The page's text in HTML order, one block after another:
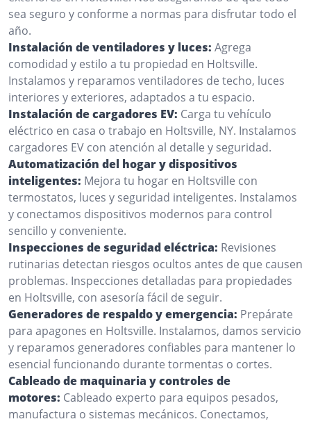
sea seguro y conforme a normas para disfrutar todo el
año.
Instalación de ventiladores y luces: Agrega
comodidad y estilo a tu propiedad en Holtsville.
Instalamos y reparamos ventiladores de techo, luces
interiores y exteriores, adaptados a tu espacio.
Instalación de cargadores EV: Carga tu vehículo
eléctrico en casa o trabajo en Holtsville, NY. Instalamos
cargadores EV con atención al detalle y seguridad.
Automatización del hogar y dispositivos
inteligentes: Mejora tu hogar en Holtsville con
termostatos, luces y seguridad inteligentes. Instalamos
y conectamos dispositivos modernos para control
sencillo y conveniente.
Inspecciones de seguridad eléctrica: Revisiones
rutinarias detectan riesgos ocultos antes de que causen
problemas. Inspecciones detalladas para propiedades
en Holtsville, con asesoría fácil de seguir.
Generadores de respaldo y emergencia: Prepárate
para apagones en Holtsville. Instalamos, damos servicio
y reparamos generadores confiables para mantener lo
esencial funcionando durante tormentas o cortes.
Cableado de maquinaria y controles de
motores: Cableado experto para equipos pesados,
manufactura o sistemas mecánicos. Conectamos,